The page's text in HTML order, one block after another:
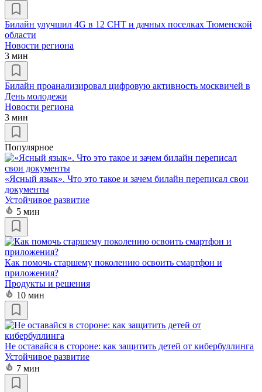
Билайн улучшил 4G в 12 СНТ и дачных поселках Тюменской
области
Новости региона
3 мин
Билайн проанализировал цифровую активность москвичей в
День молодежи
Новости региона
3 мин
Популярное
«Ясный язык». Что это такое и зачем билайн переписал свои
документы
Устойчивое развитие
5 мин
Как помочь старшему поколению освоить смартфон и
приложения?
Продукты и решения
10 мин
Не оставайся в стороне: как защитить детей от кибербуллинга
Устойчивое развитие
7 мин